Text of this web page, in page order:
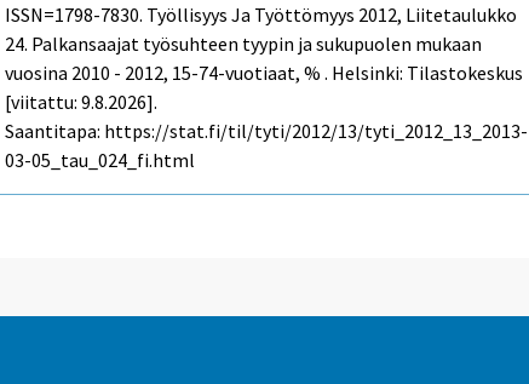
ISSN=1798-7830. Työllisyys Ja Työttömyys 2012, Liitetaulukko
24. Palkansaajat työsuhteen tyypin ja sukupuolen mukaan
vuosina 2010 - 2012, 15-74-vuotiaat, % . Helsinki: Tilastokeskus
[viitattu: 9.8.2026].
Saantitapa: https://stat.fi/til/tyti/2012/13/tyti_2012_13_2013-
03-05_tau_024_fi.html